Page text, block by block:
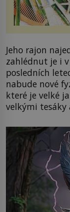
Jeho rajon
zahlédnut je i
posledních
nabude nové
které je velké
velkými